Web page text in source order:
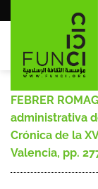
al
FEBRER
administrativa
Crónica de la
Valencia, pp.